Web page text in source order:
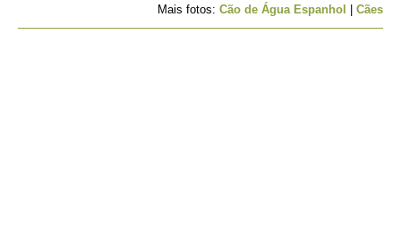
Mais fotos: Cão de Água Espanhol Cães